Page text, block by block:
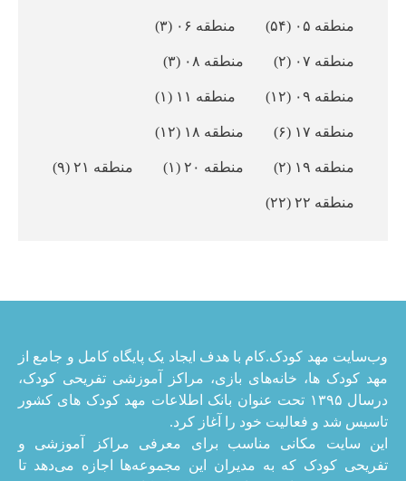
منطقه ۰۵ (۵۴) منطقه ۰۶ (۳)
منطقه ۰۷ (۲) منطقه ۰۸ (۳)
منطقه ۰۹ (۱۲) منطقه ۱۱ (۱)
منطقه ۱۷ (۶) منطقه ۱۸ (۱۲)
منطقه ۱۹ (۲) منطقه ۲۰ (۱) منطقه ۲۱ (۹)
منطقه ۲۲ (۲۲)
وب‌سایت مهد کودک.کام با هدف ایجاد یک پایگاه کامل و جامع از
مهد کودک ها، خانه‌های بازی، مراکز آموزشی تفریحی کودک،
درسال ۱۳۹۵ تحت عنوان بانک اطلاعات مهد کودک های کشور
تاسیس شد و فعالیت خود را آغاز کرد.
این سایت مکانی مناسب برای معرفی مراکز آموزشی و
تفریحی کودک که به مدیران این مجموعه‌ها اجازه می‌دهد تا